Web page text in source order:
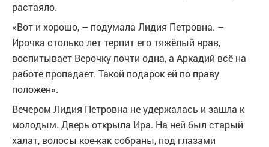
растаяло.
«Вот и хорошо, – подумала Лидия Петровна. –
Ирочка столько лет терпит его тяжёлый нрав,
воспитывает Верочку почти одна, а Аркадий всё на
работе пропадает. Такой подарок ей по праву
положен».
Вечером Лидия Петровна не удержалась и зашла к
молодым. Дверь открыла Ира. На ней был старый
халат, волосы кое-как собраны, под глазами